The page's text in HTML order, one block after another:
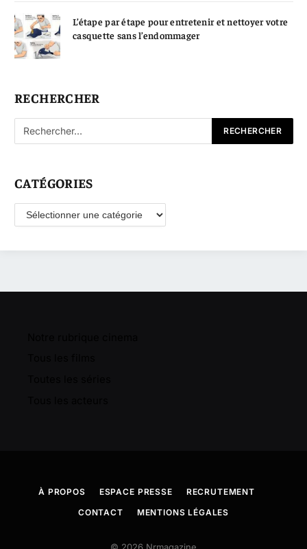
L’étape par étape pour entretenir et nettoyer votre
casquette sans l’endommager
RECHERCHER
CATÉGORIES
Catégories
À PROPOS ESPACE PRESSE
RECRUTEMENT
CONTACT
MENTIONS LÉGALES